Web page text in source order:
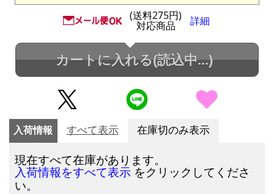
(送料275円)
対応商品 詳細
カートに入れる(読込中...)
入荷情報 すべて表示 在庫切のみ表示
現在すべて在庫があります。
入荷情報をすべて表示 をクリックしてくださ
い。